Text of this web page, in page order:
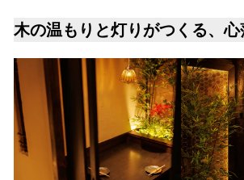
木の温もりと灯りがつくる、心